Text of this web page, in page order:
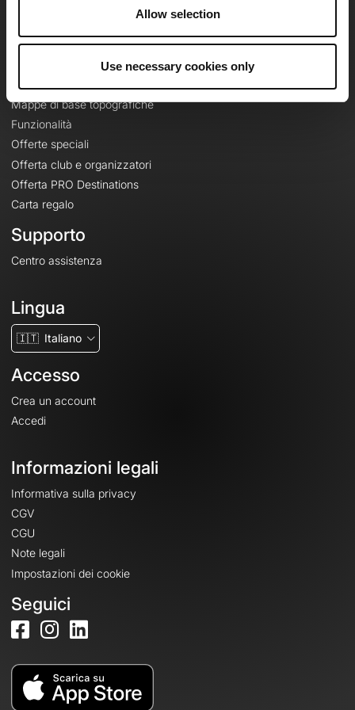
Allow selection
Use necessary cookies only
Le Mag'
Mappe di base topografiche
Funzionalità
Offerte speciali
Offerta club e organizzatori
Offerta PRO Destinations
Carta regalo
Supporto
Centro assistenza
Lingua
🇮🇹 Italiano
Accesso
Crea un account
Accedi
Informazioni legali
Informativa sulla privacy
CGV
CGU
Note legali
Impostazioni dei cookie
Seguici